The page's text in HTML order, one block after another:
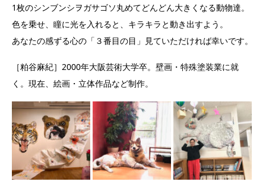
1枚のシンブンシヲガサゴソ丸めてどんどん大きくなる動物達。
色を乗せ、瞳に光を入れると、キラキラと動き出すよう。
あなたの感ずる心の「３番目の目」見ていただければ幸いです。
［粕谷麻紀］2000年大阪芸術大学卒。壁画・特殊塗装業に就
く。現在、絵画・立体作品など制作。